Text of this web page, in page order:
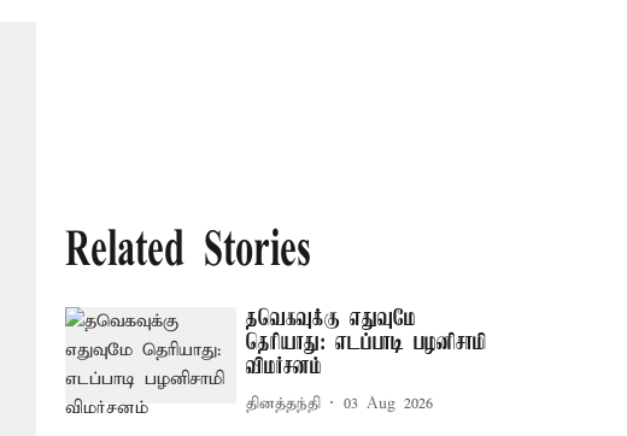
Related Stories
தவெகவுக்கு எதுவுமே
தெரியாது: எடப்பாடி பழனிசாமி
விமர்சனம்
தினத்தந்தி 03 Aug 2026